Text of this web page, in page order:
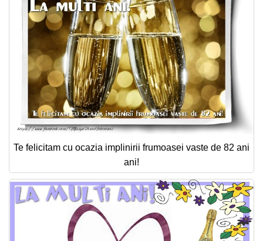
Te felicitam cu ocazia implinirii frumoasei vaste de 82 ani
ani!